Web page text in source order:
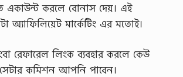
একাউন্ট করলে বোনাস দেয়। এই
অ্যাফিলিয়েট মার্কেটিং এর মতোই।
রেফারেল লিংক ব্যবহার করলে কেউ
কমিশন আপনি পাবেন।